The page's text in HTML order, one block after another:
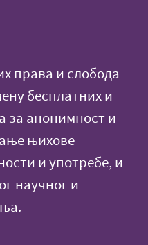
права и слобода
бесплатних и
за анонимност и
њихове
и употребе, и
научног и